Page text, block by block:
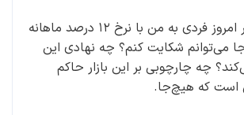
پاسبان افزود: اگر امروز فردی به من با نرخ ۱۲ درصد ماهانه
می‌توانم شکایت کنم؟ چه نهادی این
چه چارچوبی بر این بازار حاکم
است که هیچ‌جا.